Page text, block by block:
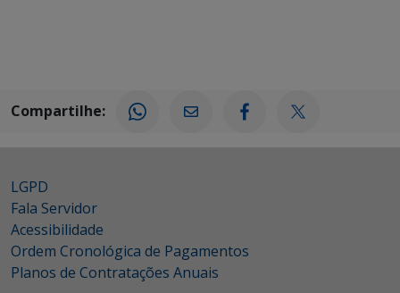
Compartilhe:
LGPD
Fala Servidor
Acessibilidade
Ordem Cronológica de Pagamentos
Planos de Contratações Anuais